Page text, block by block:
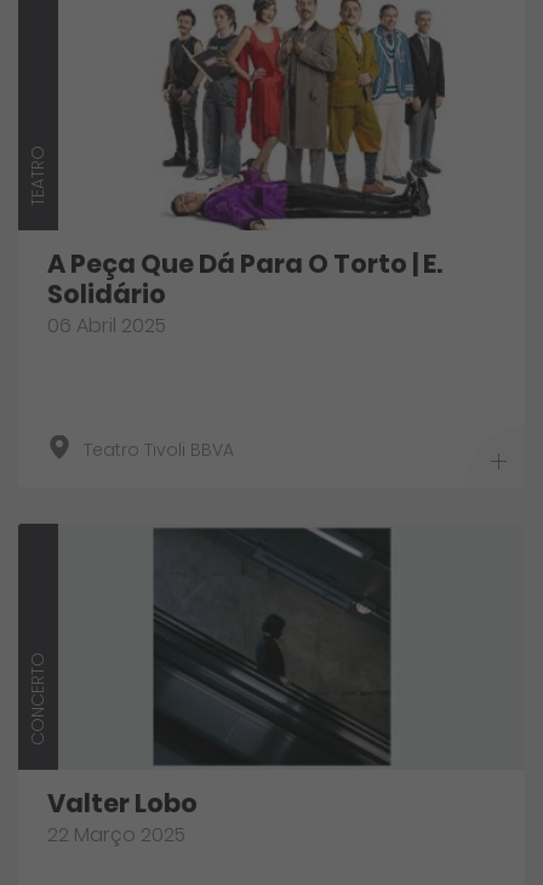
TEATRO
A Peça Que Dá Para O Torto | E.
Solidário
06 Abril 2025
Teatro Tivoli BBVA
CONCERTO
Valter Lobo
22 Março 2025